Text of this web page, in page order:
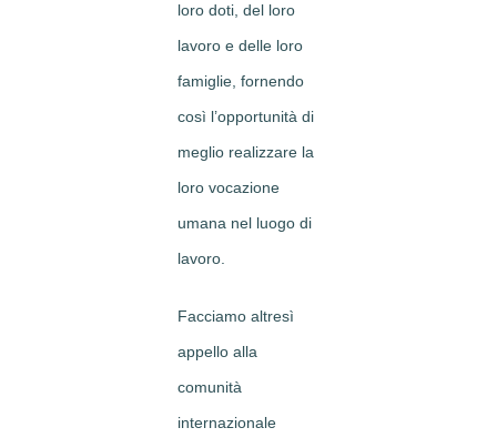
loro doti, del loro
lavoro e delle loro
famiglie, fornendo
così l’opportunità di
meglio realizzare la
loro vocazione
umana nel luogo di
lavoro.
Facciamo altresì
appello alla
comunità
internazionale